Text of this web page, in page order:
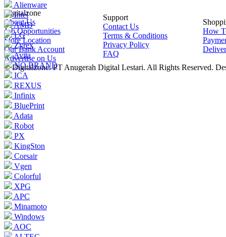
Alienware
Intel
AMD
LG
Zyrex
Avita
NO BRAND
ICA
REXUS
Infinix
BluePrint
Adata
Robot
PX
KingSton
Corsair
Vgen
Colorful
XPG
APC
Minamoto
Windows
AOC
Digitalzone
About Us
Job Opportunities
Store Location
Our Bank Account
Advertise on Us
Support
Contact Us
Terms & Conditions
Privacy Policy
FAQ
How
© Digitalzone. PT Anugerah Digital Lestari. All Rights Reserved.